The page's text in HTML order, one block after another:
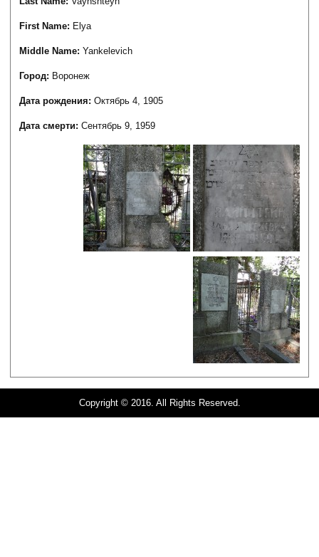
First Name: Elya
Middle Name:Yankelevich
Город: Воронеж
Дата рождения:Октябрь 4, 1905
Дата смерти:Сентябрь 9, 1959
Copyright © 2016. All Rights Reserved.